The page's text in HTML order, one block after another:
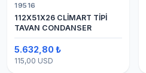
19516
112X51X26 CLİMART TİPİ
TAVAN CONDANSER
5.632,80 ₺
115,00 USD